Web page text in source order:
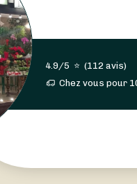
4.9/5 ⭐ (112 avis)
Chez vous pour